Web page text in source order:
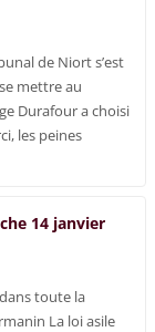
de Niort s’est
mettre au
Durafour a choisi
les peines
14 janvier
toute la
La loi asile